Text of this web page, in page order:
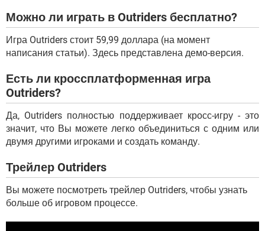
Можно ли играть в Outriders бесплатно?
Игра Outriders стоит 59,99 доллара (на момент
написания статьи). Здесь представлена демо-версия.
Есть ли кроссплатформенная игра
Outriders?
Да, Outriders полностью поддерживает кросс-игру - это
значит, что Вы можете легко объединиться с одним или
двумя другими игроками и создать команду.
Трейлер Outriders
Вы можете посмотреть трейлер Outriders, чтобы узнать
больше об игровом процессе.